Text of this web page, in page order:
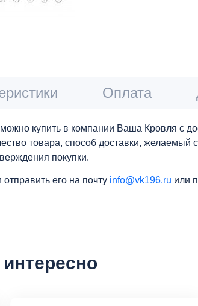
Оплата
купить в компании Ваша Кровля с
товара, способ доставки,
покупки.
его на почту info@vk196.ru или